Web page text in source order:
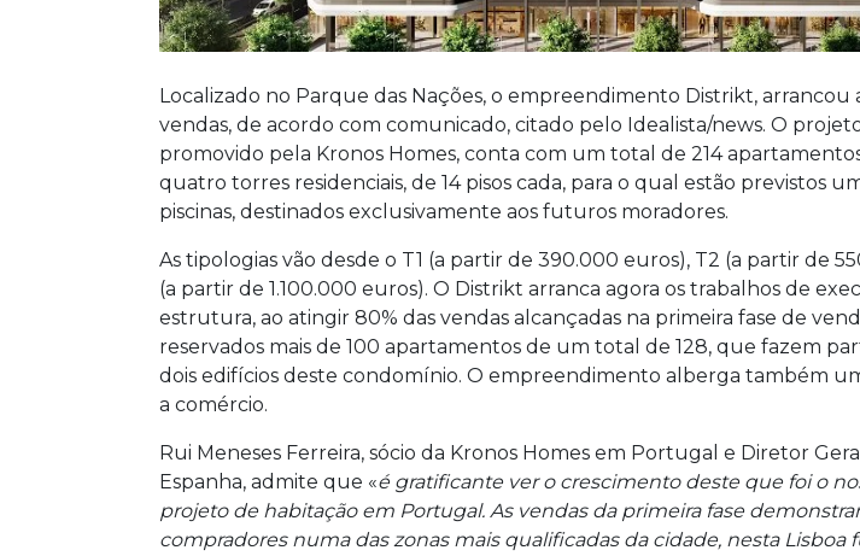
Localizado no Parque das Nações, o empreendimento Distrikt, arrancou
vendas, de acordo com comunicado, citado pelo Idealista/news. O
promovido pela Kronos Homes, conta com um total de 214
quatro torres residenciais, de 14 pisos cada, para o qual estão previstos
piscinas, destinados exclusivamente aos futuros moradores.
As tipologias vão desde o T1 (a partir de 390.000 euros), T2 (a partir de
(a partir de 1.100.000 euros). O Distrikt arranca agora os trabalhos de
estrutura, ao atingir 80% das vendas alcançadas na primeira fase de
reservados mais de 100 apartamentos de um total de 128, que fazem
dois edifícios deste condomínio. O empreendimento alberga também
a comércio.
Rui Meneses Ferreira, sócio da Kronos Homes em Portugal e Diretor
Espanha, admite que «é gratificante ver o crescimento deste que foi o
projeto de habitação em Portugal. As vendas da primeira fase
compradores numa das zonas mais qualificadas da cidade, nesta Lisboa